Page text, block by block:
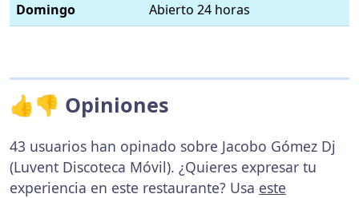
Domingo
Abierto 24 horas
👍👎 Opiniones
43 usuarios han opinado sobre Jacobo Gómez Dj
(Luvent Discoteca Móvil). ¿Quieres expresar tu
experiencia en este restaurante? Usa este